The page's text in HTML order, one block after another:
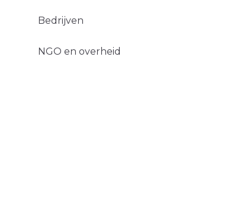
Bedrijven
NGO en overheid